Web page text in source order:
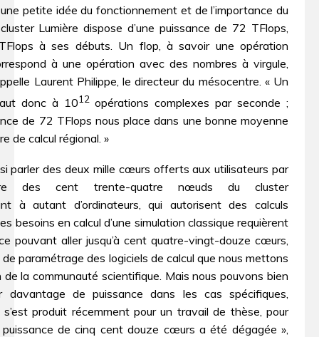
petite idée du fonctionnement et de l’importance du
Lumière dispose d’une puissance de 72 TFlops,
à ses débuts. Un flop, à savoir une opération
à une opération avec des nombres à virgule,
Laurent Philippe, le directeur du mésocentre. « Un
donc à 1012opérations complexes par seconde ;
de 72 TFlops nous place dans une bonne moyenne
de calcul régional. »
parler des deux mille cœurs offerts aux utilisateurs par
des cent trente-quatre nœuds du cluster
à autant d’ordinateurs, qui autorisent des calculs
besoins en calcul d’une simulation classique requièrent
pouvant aller jusqu’à cent quatre-vingt-douze cœurs,
de paramétrage des logiciels de calcul que nous mettons
de la communauté scientifique. Mais nous pouvons bien
davantage de puissance dans les cas spécifiques,
produit récemment pour un travail de thèse, pour
puissance de cinq cent douze cœurs a été dégagée »,